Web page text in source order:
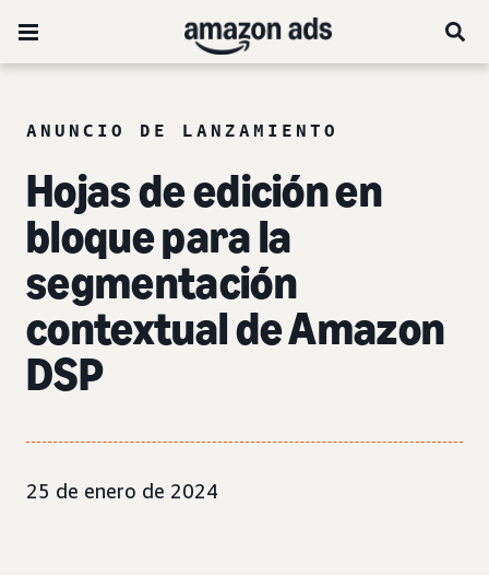
ANUNCIO DE LANZAMIENTO
Hojas de edición en
bloque para la
segmentación
contextual de Amazon
DSP
25 de enero de 2024